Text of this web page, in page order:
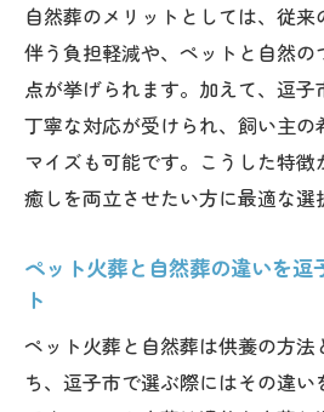
自然葬のメリットとしては、従
伴う負担軽減や、ペットと自然の
点が挙げられます。加えて、逗子
丁寧な対応が受けられ、飼い主の
マイズも可能です。こうした特
癒しを両立させたい方に最適な選
ペット火葬と自然葬の違いを逗
ト
ペット火葬と自然葬は供養の方
ち、逗子市で選ぶ際にはその違